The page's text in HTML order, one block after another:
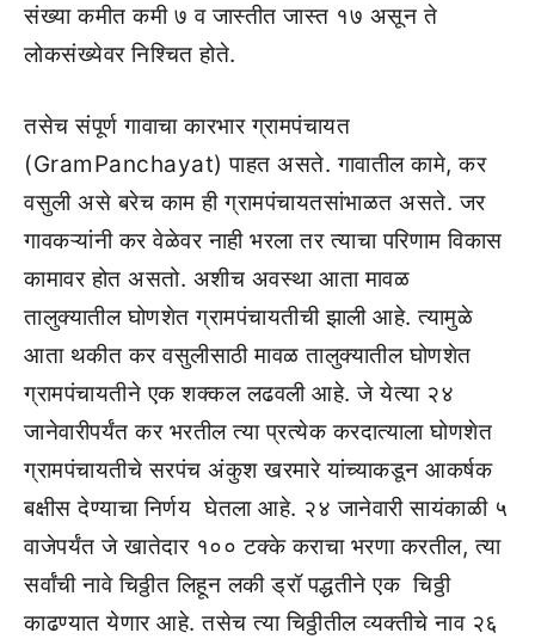
संख्या कमीत कमी ७ व जास्तीत जास्त १७ असून ते
लोकसंख्येवर निश्चित होते.
तसेच संपूर्ण गावाचा कारभार ग्रामपंचायत
(GramPanchayat) पाहत असते. गावातील कामे, कर
वसुली असे बरेच काम ही ग्रामपंचायतसांभाळत असते. जर
गावकऱ्यांनी कर वेळेवर नाही भरला तर त्याचा परिणाम विकास
कामावर होत असतो. अशीच अवस्था आता मावळ
तालुक्यातील घोणशेत ग्रामपंचायतीची झाली आहे. त्यामुळे
आता थकीत कर वसुलीसाठी मावळ तालुक्यातील घोणशेत
ग्रामपंचायतीने एक शक्कल लढवली आहे. जे येत्या २४
जानेवारीपर्यंत कर भरतील त्या प्रत्येक करदात्याला घोणशेत
ग्रामपंचायतीचे सरपंच अंकुश खरमारे यांच्याकडून आकर्षक
बक्षीस देण्याचा निर्णय घेतला आहे. २४ जानेवारी सायंकाळी ५
वाजेपर्यंत जे खातेदार १०० टक्के कराचा भरणा करतील, त्या
सर्वांची नावे चिठ्ठीत लिहून लकी ड्रॉ पद्धतीने एक चिठ्ठी
काढण्यात येणार आहे. तसेच त्या चिठ्ठीतील व्यक्तीचे नाव २६